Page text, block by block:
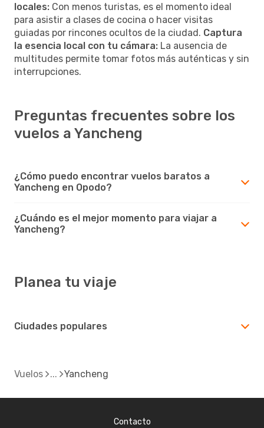
locales: Con menos turistas, es el momento ideal
para asistir a clases de cocina o hacer visitas
guiadas por rincones ocultos de la ciudad. Captura
la esencia local con tu cámara: La ausencia de
multitudes permite tomar fotos más auténticas y sin
interrupciones.
Preguntas frecuentes sobre los
vuelos a Yancheng
¿Cómo puedo encontrar vuelos baratos a
Yancheng en Opodo?
¿Cuándo es el mejor momento para viajar a
Yancheng?
Planea tu viaje
Ciudades populares
Vuelos Yancheng
Contacto